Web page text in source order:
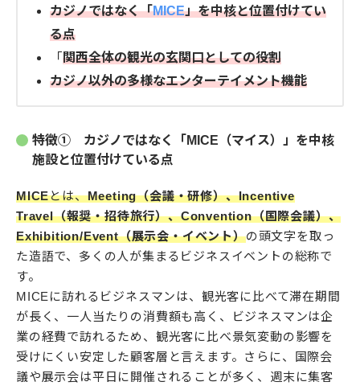
カジノではなく「MICE」を中核と位置付けてい
る点
「 関西全体の観光の玄関口としての役割
カジノ以外の多様なエンターテイメント機能
特徴① カジノではなく「MICE（マイス）」を中核
施設と位置付けている点
MICEとは、Meeting（会議・研修）、Incentive
Travel（報奨・招待旅行）、Convention（国際会議）、
Exhibition/Event（展示会・イベント）の頭文字を取っ
た造語で、多くの人が集まるビジネスイベントの総称で
す。
MICEに訪れるビジネスマンは、観光客に比べて滞在期間
が長く、一人当たりの消費額も高く、ビジネスマンは企
業の経費で訪れるため、観光客に比べ景気変動の影響を
受けにくい安定した顧客層と言えます。さらに、国際会
議や展示会は平日に開催されることが多く、週末に集客